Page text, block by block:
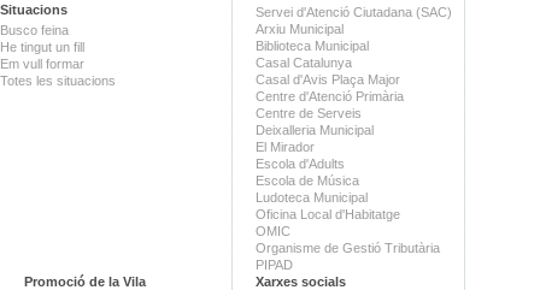
Situacions
Busco feina
He tingut un fill
Em vull formar
Totes les situacions
Servei d'Atenció Ciutadana (SAC)
Arxiu Municipal
Biblioteca Municipal
Casal Catalunya
Casal d'Avis Plaça Major
Centre d'Atenció Primària
Centre de Serveis
Deixalleria Municipal
El Mirador
Escola d'Adults
Escola de Música
Ludoteca Municipal
Oficina Local d'Habitatge
OMIC
Organisme de Gestió Tributària
PIPAD
Promoció de la Vila
Xarxes socials